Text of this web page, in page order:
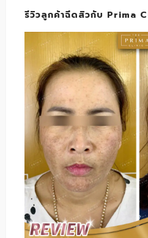
รีวิวลูกค้าฉีดสิวกับ Prima